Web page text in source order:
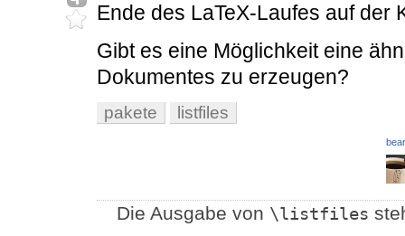
Ende des LaTeX-Laufes auf der
Gibt es eine Möglichkeit eine
Dokumentes zu erzeugen?
pakete listfiles
Die Ausgabe von \listfiles